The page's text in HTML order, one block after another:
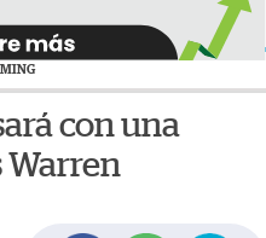
con una
Warren